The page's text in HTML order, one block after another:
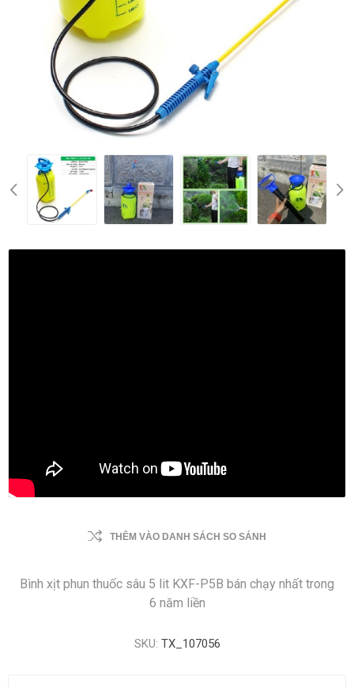
THÊM VÀO DANH SÁCH SO SÁNH
Bình xịt phun thuốc sâu 5 lit KXF-P5B bán chạy nhất trong
6 năm liền
SKU: TX_107056